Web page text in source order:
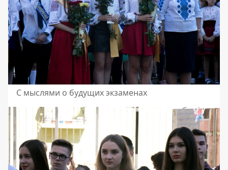
С мыслями о будущих экзаменах